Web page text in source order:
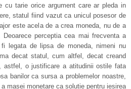
cu tarie orice argument care ar pleda in
statul fiind vazut ca unicul posesor de
este acela de a crea moneda, nu de a
Deoarece perceptia cea mai frecventa a
legata de lipsa de moneda, nimeni nu
decat statul, cum altfel, decat creand
astfel, o justificare a atitudinii ostile fata
banilor ca sursa a problemelor noastre,
masei monetare ca solutie pentru iesirea